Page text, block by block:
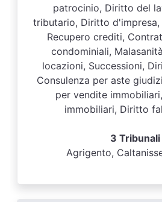
patrocinio, Diritto del
tributario, Diritto
Recupero crediti,
condominiali,
locazioni, Successioni,
Consulenza per aste
per vendite
immobiliari, Diritto
3 Tribunali
Agrigento,